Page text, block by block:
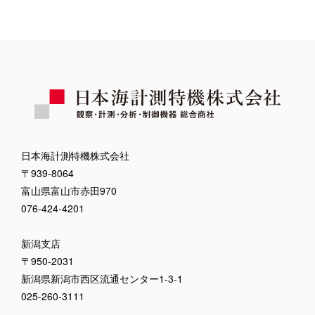
日本海計測特機株式会社
〒939-8064
富山県富山市赤田970
076-424-4201
新潟支店
〒950-2031
新潟県新潟市西区流通センター1-3-1
025-260-3111